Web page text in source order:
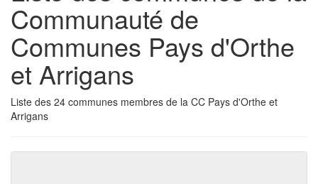
Communauté de
Communes Pays d'Orthe
et Arrigans
Liste des 24 communes membres de la CC Pays d'Orthe et
Arrigans